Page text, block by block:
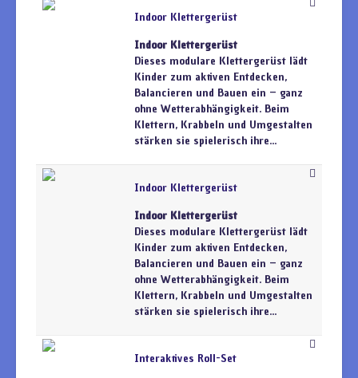
Indoor Klettergerüst
Indoor Klettergerüst
Dieses modulare Klettergerüst lädt
Kinder zum aktiven Entdecken,
Balancieren und Bauen ein – ganz
ohne Wetterabhängigkeit. Beim
Klettern, Krabbeln und Umgestalten
stärken sie spielerisch ihre...
Indoor Klettergerüst
Indoor Klettergerüst
Dieses modulare Klettergerüst lädt
Kinder zum aktiven Entdecken,
Balancieren und Bauen ein – ganz
ohne Wetterabhängigkeit. Beim
Klettern, Krabbeln und Umgestalten
stärken sie spielerisch ihre...
Interaktives Roll-Set